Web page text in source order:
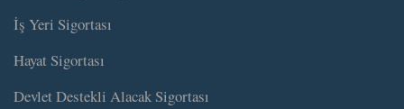
İş Yeri Sigortası
Hayat Sigortası
Devlet Destekli Alacak Sigortası